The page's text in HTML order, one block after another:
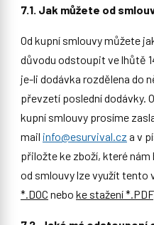
7.1. Jak můžete od
Od kupní smlouvy můžete
důvodu odstoupit ve lhůtě
je-li dodávka rozdělena do
převzetí poslední dodávky.
kupní smlouvy prosíme
mail info@esurvival.cz a v
přiložte ke zboží, které
od smlouvy lze využít tento
*.DOC nebo ke stažení *.PDF